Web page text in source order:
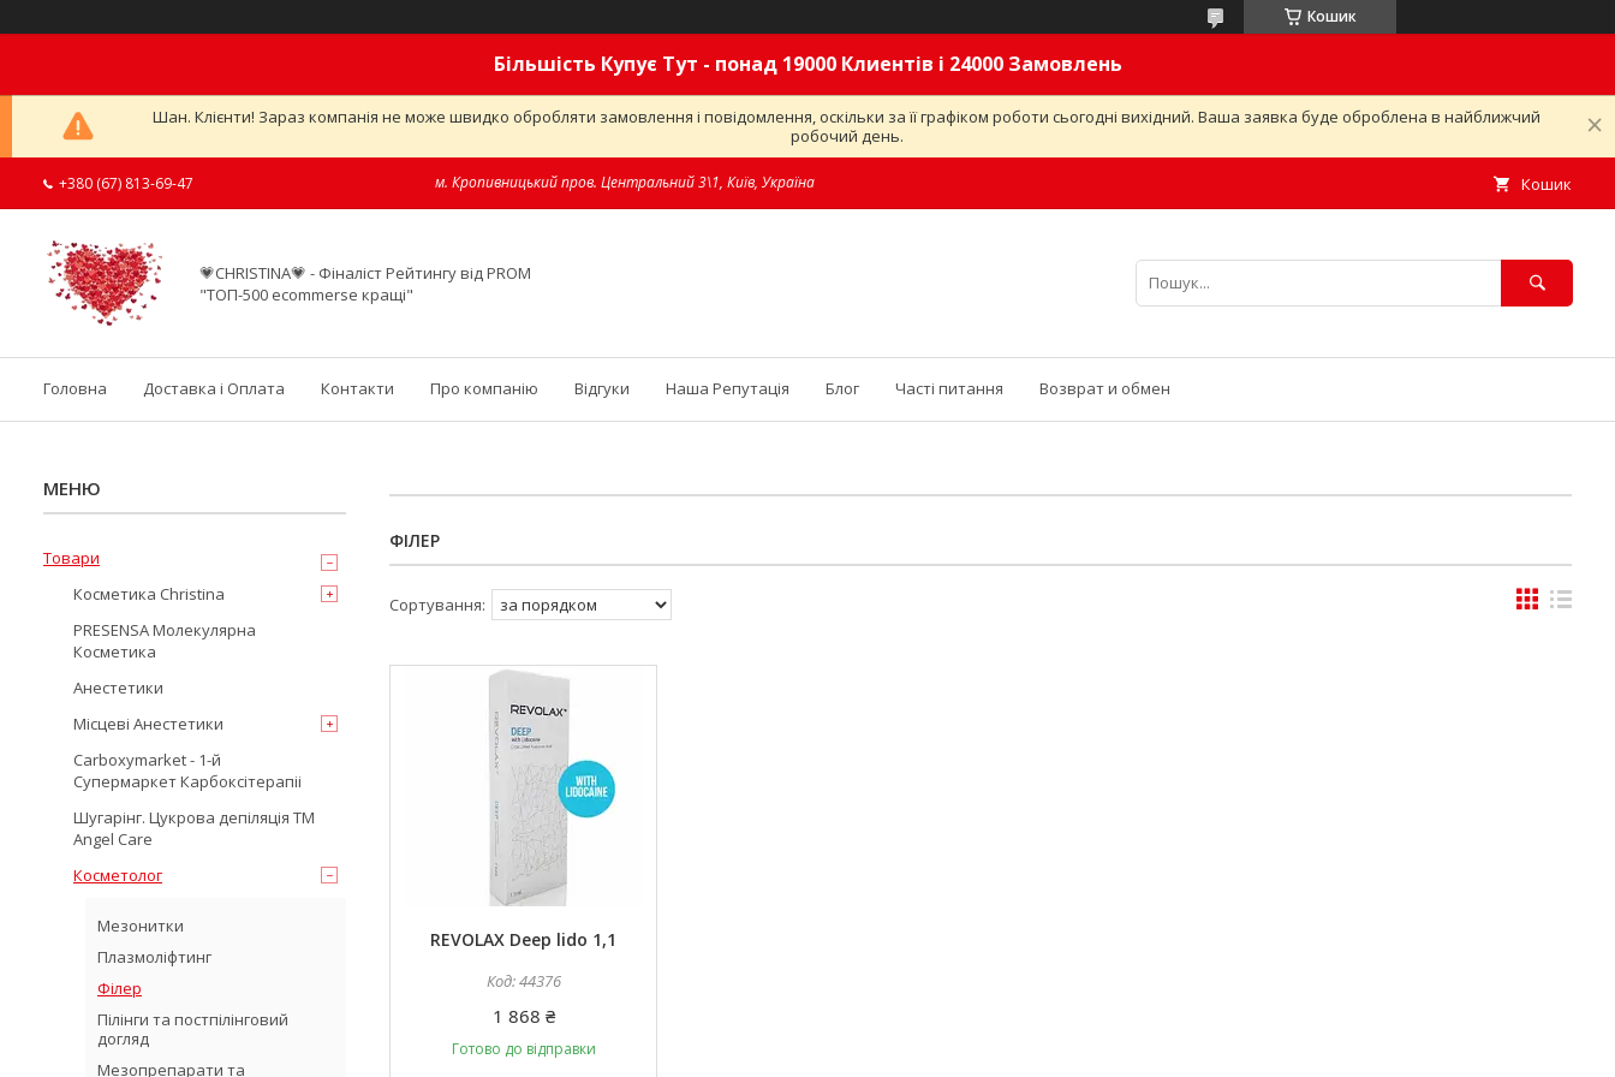
Кошик
Більшість Купує Тут - понад 19000 Клиентів і 24000 Замовлень
Шан. Клієнти! Зараз компанія не може швидко обробляти замовлення і повідомлення, оскільки за її графіком роботи сьогодні вихідний. Ваша заявка буде оброблена в найближчий
робочий день.
+380 (67) 813-69-47 м. Кропивницький пров. Центральний 3\1, Київ, Україна Кошик
💗CHRISTINA💗 - Фіналіст Рейтингу від PROM
"ТОП-500 ecommerse кращі"
Головна Доставка і Оплата Контакти Про компанію Відгуки Наша Репутація Блог Часті питання Возврат и обмен
ФІЛЕР
REVOLAX Deep lido 1,1
44376
1 868 ₴
Готово до відправки
Товари
Косметика Christina
PRESENSA Молекулярна
Косметика
Анестетики
Місцеві Анестетики
Carboxymarket - 1-й
Супермаркет Карбоксітерапіі
Шугарінг. Цукрова депіляція TM
Angel Care
Косметолог
Мезонитки
Плазмоліфтинг
Філер
Пілінги та постпілінговий
догляд
Мезопрепарати та